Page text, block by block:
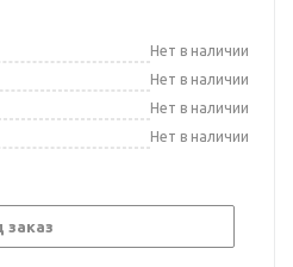
Нет в наличии
Нет в наличии
Нет в наличии
Нет в наличии
заказ